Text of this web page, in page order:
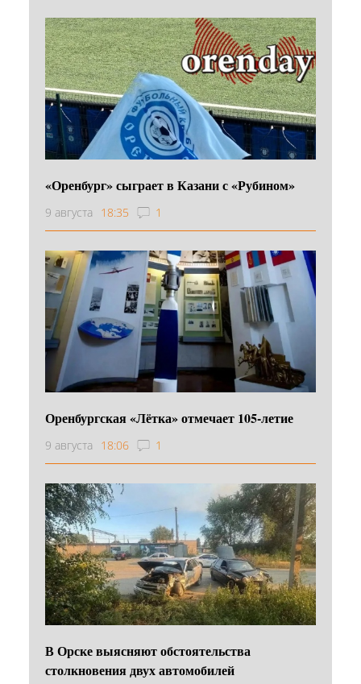
«Оренбург» сыграет в Казани с «Рубином»
9 августа 18:35 1
Оренбургская «Лётка» отмечает 105-летие
9 августа 18:06 1
В Орске выясняют обстоятельства
столкновения двух автомобилей